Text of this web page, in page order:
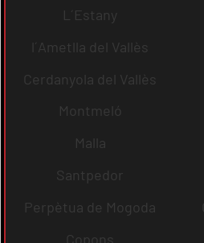
L´Estany
l´Ametlla del Vallès
Cerdanyola del Vallès
Montmeló
Malla
Santpedor
Perpètua de Mogoda
Copons